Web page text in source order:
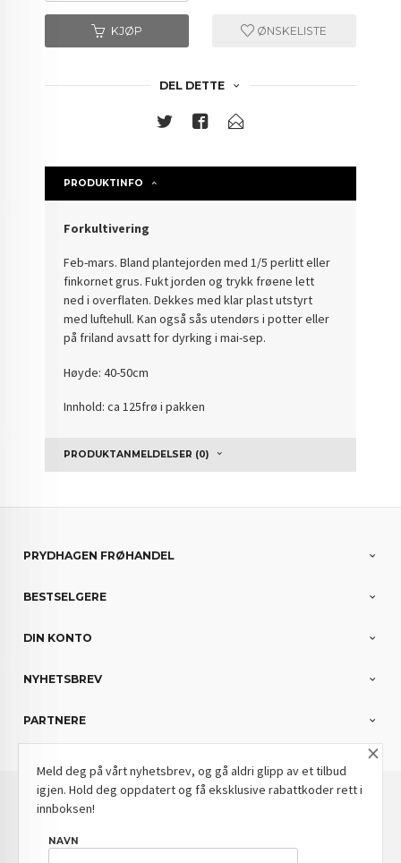
KJØP ØNSKELISTE
DEL DETTE
PRODUKTINFO
Forkultivering
Feb-mars.Bland plantejorden med 1/5 perlitt eller
finkornet grus. Fukt jorden og trykk frøene lett
ned i overflaten. Dekkes med klar plast utstyrt
med luftehull. Kan også sås utendørs i potter eller
på friland avsatt for dyrking i mai-sep.
Høyde: 40-50cm
Innhold: ca 125frø i pakken
PRODUKTANMELDELSER (0)
PRYDHAGEN FRØHANDEL
BESTSELGERE
DIN KONTO
NYHETSBREV
PARTNERE
Norwegian
FRAKT
×
Meld deg på vårt nyhetsbrev, og gå aldri glipp av et tilbud
igjen. Hold deg oppdatert og få eksklusive rabattkoder rett i
innboksen!
NAVN